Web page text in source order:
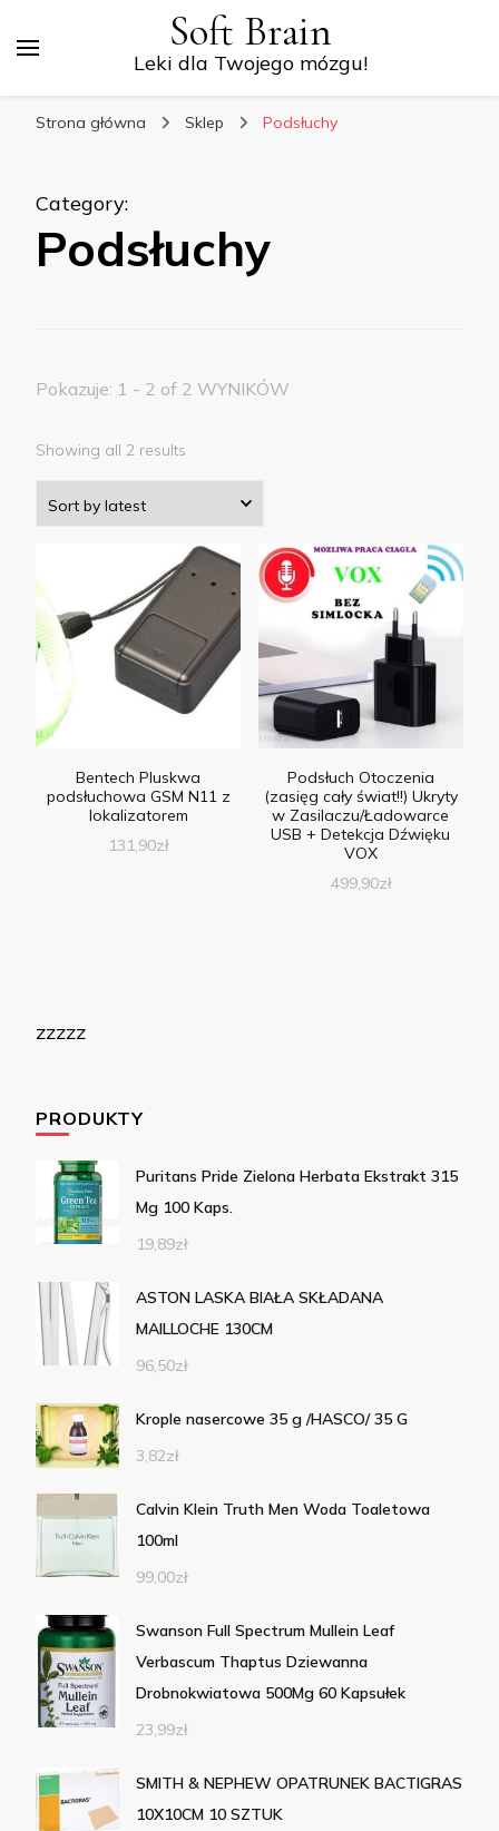
Soft Brain
Leki dla Twojego mózgu!
Strona główna Sklep Podsłuchy
Category:
Podsłuchy
Pokazuje: 1 - 2 of 2 WYNIKÓW
Showing all 2 results
Bentech Pluskwa
podsłuchowa GSM N11 z
lokalizatorem
131,90zł
Podsłuch Otoczenia
(zasięg cały świat!!) Ukryty
w Zasilaczu/Ładowarce
USB + Detekcja Dźwięku
VOX
499,90zł
zzzzz
PRODUKTY
Puritans Pride Zielona Herbata Ekstrakt 315
Mg 100 Kaps.
19,89zł
ASTON LASKA BIAŁA SKŁADANA
MAILLOCHE 130CM
96,50zł
Krople nasercowe 35 g /HASCO/ 35 G
3,82zł
Calvin Klein Truth Men Woda Toaletowa
100ml
99,00zł
Swanson Full Spectrum Mullein Leaf
Verbascum Thaptus Dziewanna
Drobnokwiatowa 500Mg 60 Kapsułek
23,99zł
SMITH & NEPHEW OPATRUNEK BACTIGRAS
10X10CM 10 SZTUK